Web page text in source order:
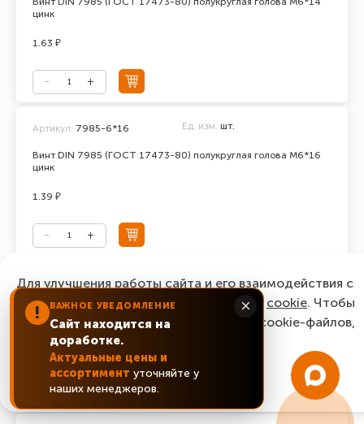
цинк
1.63 ₽
Винт DIN 7985 (ГОСТ 17473-80) полукруглая голова М6*16
цинк
Артикул: 7985-6*16 Ед. изм. шт.
1.39 ₽
Винт DIN 7985 (ГОСТ 17473-80) полукруглая голова М6*18
цинк
Артикул: 7985-6*18 Ед. изм. шт.
1.82 ₽
! ВАЖНОЕ УВЕДОМЛЕНИЕ
Сайт находится на
доработке.
Актуальные цены и
ассортимент уточняйте у
наших менеджеров.
×
Для улучшения работы сайта и его взаимодействия с
пользователями мы используем файлы cookie. Чтобы
согласиться с нашим использованием cookie-файлов,
нажмите “Ок, понятно!”
ОК, понятно!